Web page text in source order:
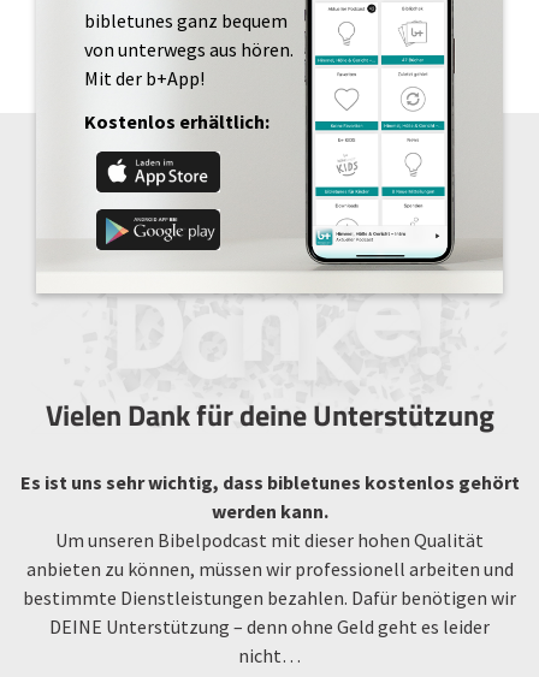
bibletunes ganz bequem
von unterwegs aus hören.
Mit der b+App!
Kostenlos erhältlich:
Vielen Dank für deine Unterstützung
Es ist uns sehr wichtig, dass bibletunes kostenlos gehört
werden kann.
Um unseren Bibelpodcast mit dieser hohen Qualität
anbieten zu können, müssen wir professionell arbeiten und
bestimmte Dienstleistungen bezahlen. Dafür benötigen wir
DEINE Unterstützung – denn ohne Geld geht es leider
nicht…